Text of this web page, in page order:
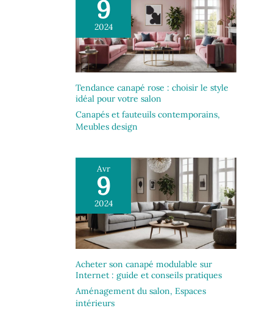
9
2024
Tendance canapé rose : choisir le style
idéal pour votre salon
Canapés et fauteuils contemporains,
Meubles design
Avr
9
2024
Acheter son canapé modulable sur
Internet : guide et conseils pratiques
Aménagement du salon, Espaces
intérieurs